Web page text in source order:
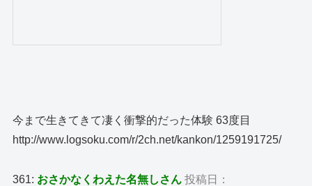
今まで生きてきて凄く衝撃的だった体験 63度目
http://www.logsoku.com/r/2ch.net/kankon/1259191725/
361: おさかなくわえた名無しさん 投稿日：